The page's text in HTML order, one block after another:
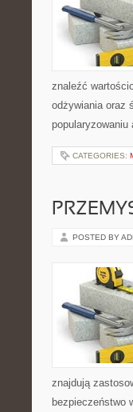
znaleźć
odżywiania oraz
CATEGORIES:
POSTED BY
znajdują
bezpieczeństwo